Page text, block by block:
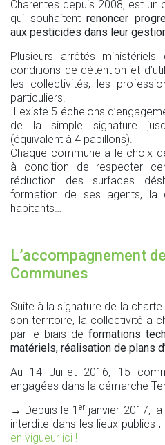
Charentes depuis 2008, est
qui souhaitentrenoncer
aux pesticides dans leur
Plusieurs arrêtés
conditions de détention et
les collectivités, les
particuliers.
Il existe 5 échelons
de la simple signature
(équivalent à 4 papillons).
Chaque commune a le choix
à condition de respecter
réduction des surfaces
formation de ses agents, la
habitants…
L’accompagnement
Communes
Suite à la signature de la
son territoire, la collectivité a
par le biais de formations
matériels, réalisation de plans
Au 14 Juillet 2016, 15
engagées dans la démarche
→ Depuis le 1er janvier 2017,
interdite dans les lieux publics ;
en vigueur ici !